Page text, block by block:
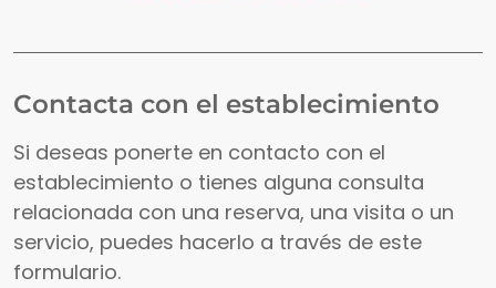
Contacta con el establecimiento
Si deseas ponerte en contacto con el
establecimiento o tienes alguna consulta
relacionada con una reserva, una visita o un
servicio, puedes hacerlo a través de este
formulario.